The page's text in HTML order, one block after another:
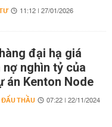
11:12 | 27/01/2026
đại hạ giá
nợ nghìn tỷ của
án Kenton Node
THẦU 07:22 | 22/11/2024